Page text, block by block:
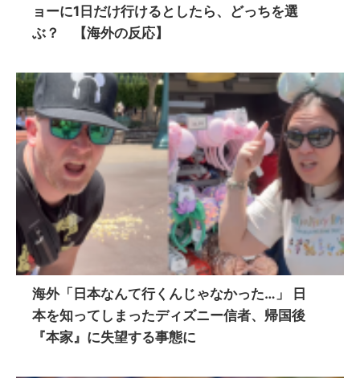
ョーに1日だけ行けるとしたら、どっちを選
ぶ？ 【海外の反応】
海外「日本なんて行くんじゃなかった…」 日
本を知ってしまったディズニー信者、帰国後
『本家』に失望する事態に